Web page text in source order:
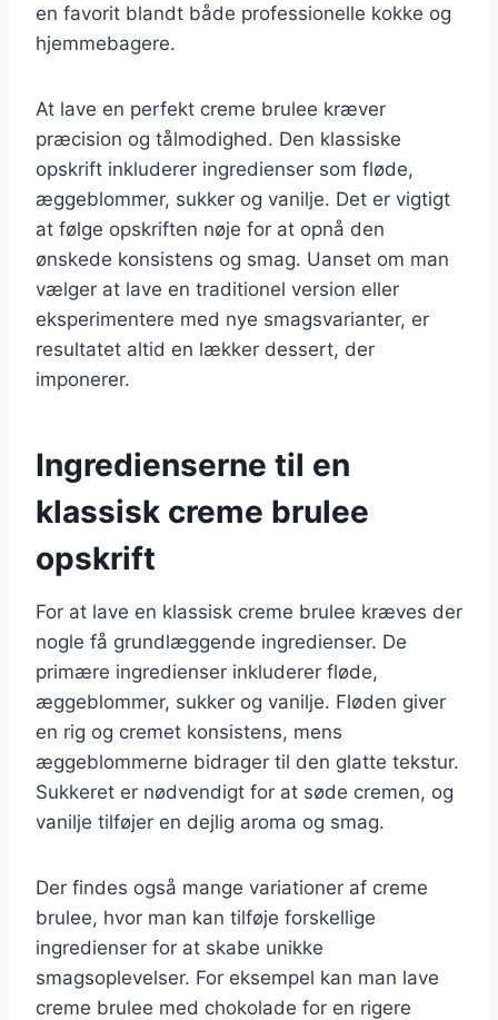
en favorit blandt både professionelle kokke og
hjemmebagere.
At lave en perfekt creme brulee kræver
præcision og tålmodighed. Den klassiske
opskrift inkluderer ingredienser som fløde,
æggeblommer, sukker og vanilje. Det er vigtigt
at følge opskriften nøje for at opnå den
ønskede konsistens og smag. Uanset om man
vælger at lave en traditionel version eller
eksperimentere med nye smagsvarianter, er
resultatet altid en lækker dessert, der
imponerer.
Ingredienserne til en
klassisk creme brulee
opskrift
For at lave en klassisk creme brulee kræves der
nogle få grundlæggende ingredienser. De
primære ingredienser inkluderer fløde,
æggeblommer, sukker og vanilje. Fløden giver
en rig og cremet konsistens, mens
æggeblommerne bidrager til den glatte tekstur.
Sukkeret er nødvendigt for at søde cremen, og
vanilje tilføjer en dejlig aroma og smag.
Der findes også mange variationer af creme
brulee, hvor man kan tilføje forskellige
ingredienser for at skabe unikke
smagsoplevelser. For eksempel kan man lave
creme brulee med chokolade for en rigere